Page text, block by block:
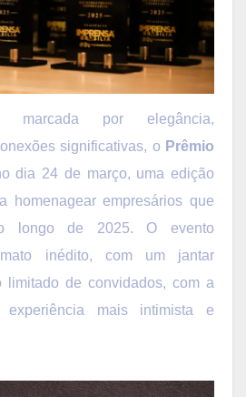
por elegância,
significativas, o Prêmio
dia 24 de março, uma edição
homenagear empresários que
longo de 2025. O evento
inédito, com um jantar
limitado de convidados, com a
mais intimista e